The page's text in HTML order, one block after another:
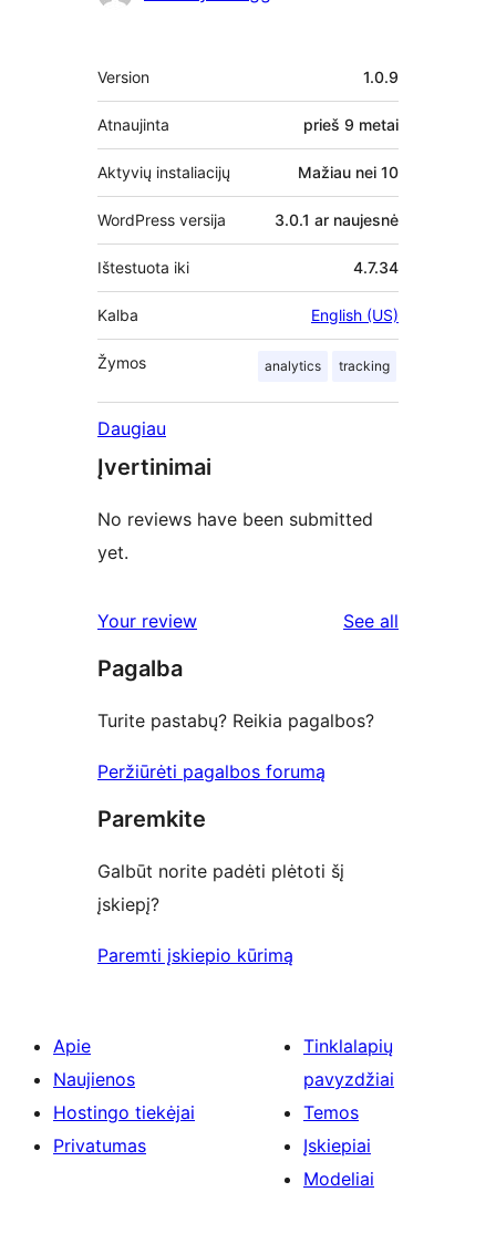
Metainformacija
Version 1.0.9
Atnaujinta prieš 9 metai
Aktyvių instaliacijų Mažiau nei 10
WordPress versija 3.0.1 ar naujesnė
Ištestuota iki 4.7.34
Kalba English (US)
Žymos analytics tracking
Daugiau
Įvertinimai
No reviews have been submitted
yet.
Your review See all
Pagalba
Turite pastabų? Reikia pagalbos?
Peržiūrėti pagalbos forumą
Paremkite
Galbūt norite padėti plėtoti šį
įskiepį?
Paremti įskiepio kūrimą
Apie
Naujienos
Hostingo tiekėjai
Privatumas
Tinklalapių
pavyzdžiai
Temos
Įskiepiai
Modeliai